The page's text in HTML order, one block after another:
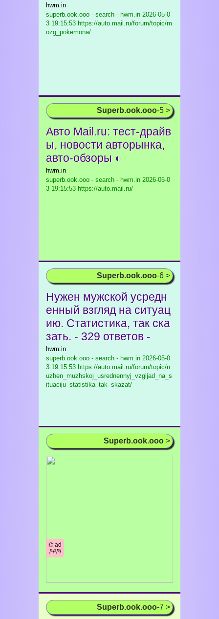
hwm.in
superb.ook.ooo - search - hwm.in 2026-05-0
3 19:15:53 https://auto.mail.ru/forum/topic/m
ozg_pokemona/
Superb.ook.ooo-5 >
Авто Mail.ru: тест-драйв
ы, новости авторынка,
авто-обзоры ◐
hwm.in
superb.ook.ooo - search - hwm.in 2026-05-0
3 19:15:53 https://auto.mail.ru/
Superb.ook.ooo-6 >
Нужен мужской усредн
енный взгляд на ситуац
ию. Статистика, так ска
зать. - 329 ответов -
hwm.in
superb.ook.ooo - search - hwm.in 2026-05-0
3 19:15:53 https://auto.mail.ru/forum/topic/n
uzhen_muzhskoj_usrednennyj_vzgljad_na_s
ituaciju_statistika_tak_skazat/
Superb.ook.ooo >
⌬ ad
/¹/²/³/
Superb.ook.ooo-7 >